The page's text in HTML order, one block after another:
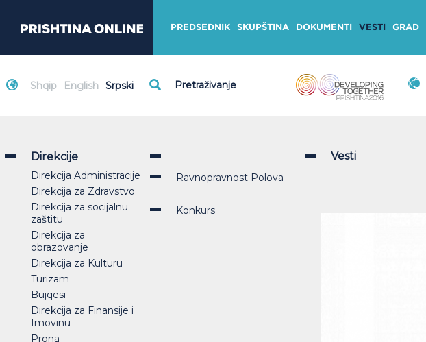
PREDSEDNIK SKUPŠTINA DOKUMENTI VESTI GRAD
Shqip English Srpski
Direkcije
Direkcija Administracije
Direkcija za Zdravstvo
Direkcija za socijalnu
zaštitu
Direkcija za
obrazovanje
Direkcija za Kulturu
Turizam
Bujqësi
Direkcija za Finansije i
Imovinu
Prona
Ravnopravnost Polova
Konkurs
Vesti